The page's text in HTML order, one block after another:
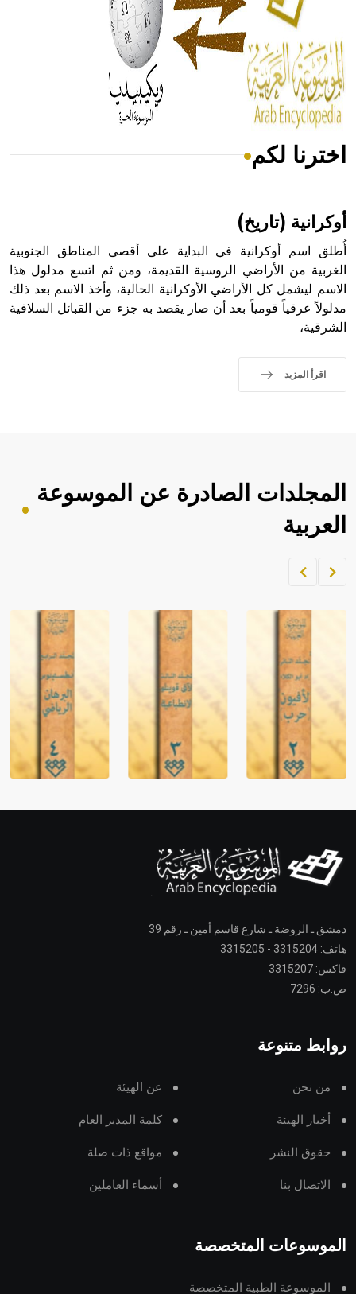
- هل تعلم أن المرجان إفراز حيواني يتكون في البحر ويتركب
من مادة كربونات الكلسيوم، وهو أحمر أو شديد الحمرة وهو
أجود أنواعه، ويمتاز بكبر الحجم ويسمى الش
هل تعلم أن الأبسيد كلمة فرنسية اللفظ تم اعتمادها مصطلحاً
- هل تعلم أن أبجر Abgar اسم معروف جيداً يعود إلى عدد من
الملوك الذين حكموا مدينة إديسا (الرها) من أبجر الأول وحتى
التاسع، وهم ينتسبون إلى أسرة أوسروين
اخترنا لكم
أوكرانية (تاريخ)
أُطلق اسم أوكرانية في البداية على أقصى المناطق الجنوبية
الغربية من الأراضي الروسية القديمة، ومن ثم اتسع مدلول هذا
الاسم ليشمل كل الأراضي الأوكرانية الحالية، وأخذ الاسم بعد ذلك
مدلولاً عرقياً قومياً بعد أن صار يقصد به جزء من القبائل السلافية
الشرقية،
اقرأ المزيد
المجلدات الصادرة عن الموسوعة
العربية
دمشق ـ الروضة ـ شارع قاسم أمين ـ رقم 39
هاتف: 3315204 - 3315205
فاكس: 3315207
ص.ب: 7296
روابط متنوعة
من نحن عن الهيئة
أخبار الهيئة كلمة المدير العام
حقوق النشر مواقع ذات صلة
الاتصال بنا أسماء العاملين
الموسوعات المتخصصة
الموسوعة الطبية المتخصصة